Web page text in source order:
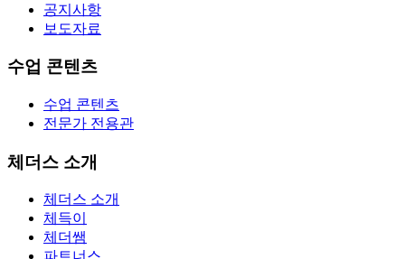
공지사항
보도자료
수업 콘텐츠
수업 콘텐츠
전문가 전용관
체더스 소개
체더스 소개
체득이
체더쌤